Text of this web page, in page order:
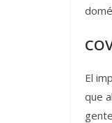
El
que